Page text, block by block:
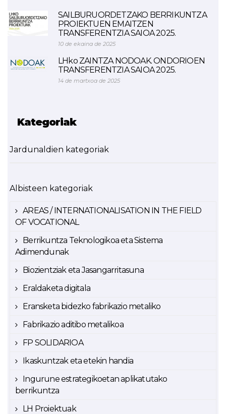
SAILBURUORDETZAKO BERRIKUNTZA
PROIEKTUEN EMAITZEN
TRANSFERENTZIA SAIOA 2025.
10 de ekaina de 2025
LHko ZAINTZA NODOAK. ONDORIOEN
TRANSFERENTZIA SAIOA 2025.
14 de martxoa de 2025
Kategoriak
Jardunaldien kategoriak
Albisteen kategoriak
AREAS / INTERNATIONALISATION IN THE FIELD
OF VOCATIONAL
Berrikuntza Teknologikoa eta Sistema
Adimendunak
Biozientziak eta Jasangarritasuna
Eraldaketa digitala
Eransketa bidezko fabrikazio metaliko
Fabrikazio aditibo metalikoa
FP SOLIDARIOA
Ikaskuntzak eta etekin handia
Ingurune estrategikoetan aplikatutako
berrikuntza
LH Proiektuak